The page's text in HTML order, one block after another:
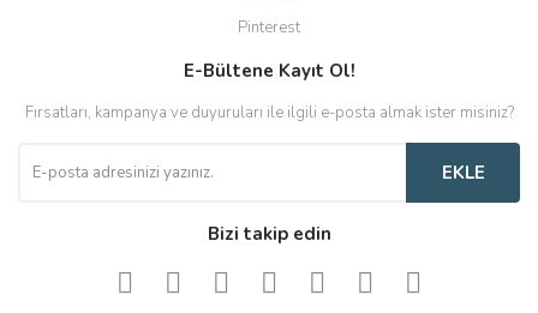
Pinterest
E-Bültene Kayıt Ol!
Fırsatları, kampanya ve duyuruları ile ilgili e-posta almak ister misiniz?
EKLE
Bizi takip edin